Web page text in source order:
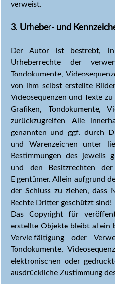
verweist.
3. Urheber- und
Der Autor ist bestrebt,
Urheberrechte der
Tondokumente,
von ihm selbst erstellte
Videosequenzen und Texte
Grafiken, Tondokumente,
zurückzugreifen. Alle
genannten und ggf. durch
und Warenzeichen unter
Bestimmungen des jeweils
und den Besitzrechten der
Eigentümer. Allein aufgrund
der Schluss zu ziehen, dass
Rechte Dritter geschützt sind!
Das Copyright für
erstellte Objekte bleibt allein
Vervielfältigung oder
Tondokumente,
elektronischen oder
ausdrückliche Zustimmung